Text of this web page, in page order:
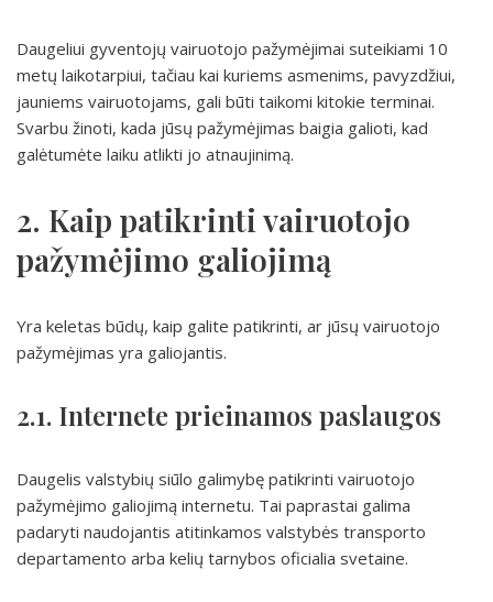
Daugeliui gyventojų vairuotojo pažymėjimai suteikiami 10
metų laikotarpiui, tačiau kai kuriems asmenims, pavyzdžiui,
jauniems vairuotojams, gali būti taikomi kitokie terminai.
Svarbu žinoti, kada jūsų pažymėjimas baigia galioti, kad
galėtumėte laiku atlikti jo atnaujinimą.
2. Kaip patikrinti vairuotojo
pažymėjimo galiojimą
Yra keletas būdų, kaip galite patikrinti, ar jūsų vairuotojo
pažymėjimas yra galiojantis.
2.1. Internete prieinamos paslaugos
Daugelis valstybių siūlo galimybę patikrinti vairuotojo
pažymėjimo galiojimą internetu. Tai paprastai galima
padaryti naudojantis atitinkamos valstybės transporto
departamento arba kelių tarnybos oficialia svetaine.